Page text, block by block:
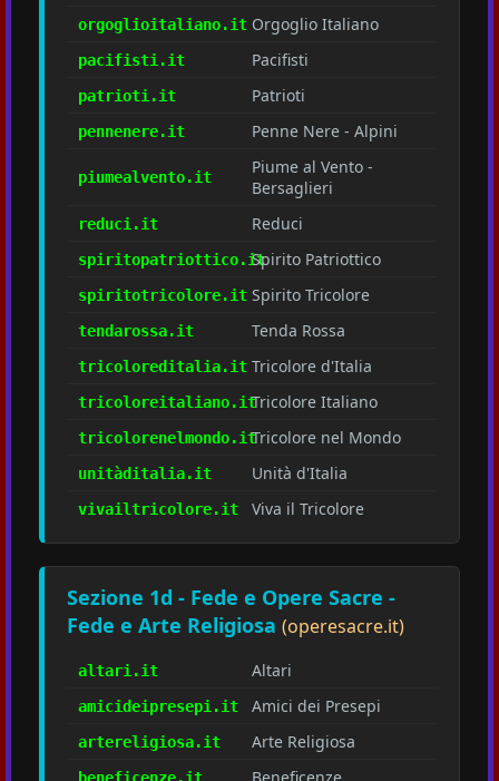
orgoglioitaliano.it Orgoglio Italiano
pacifisti.it Pacifisti
patrioti.it Patrioti
pennenere.it Penne Nere - Alpini
piumealvento.it
Piume al Vento -
Bersaglieri
reduci.it Reduci
spiritopatriottico.itSpirito Patriottico
spiritotricolore.it Spirito Tricolore
tendarossa.it Tenda Rossa
tricoloreditalia.it Tricolore d'Italia
tricoloreitaliano.itTricolore Italiano
tricolorenelmondo.itTricolore nel Mondo
unitàditalia.it Unità d'Italia
vivailtricolore.it Viva il Tricolore
Sezione 1d - Fede e Opere Sacre -
Fede e Arte Religiosa (operesacre.it)
altari.it Altari
amicideipresepi.it Amici dei Presepi
artereligiosa.it Arte Religiosa
beneficenze.it